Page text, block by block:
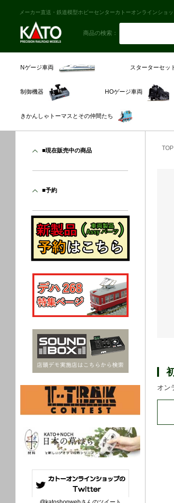
メーカー直送・鉄道模型ホビーセンターカトーオンラインショ
商品の検索：
Nゲージ車両 スターターセッ
制御機器 HOゲージ車両
きかんしゃトーマスとその仲間たち
TOP
オン
■現在販売中の商品
■予約